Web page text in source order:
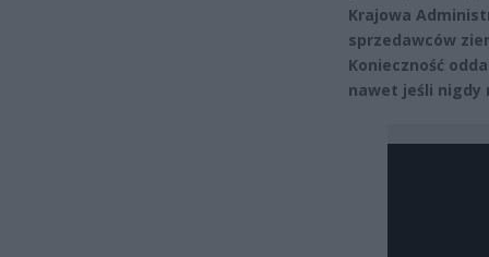
Krajowa
sprzedawców
Konieczność
nawet jeśli nigdy